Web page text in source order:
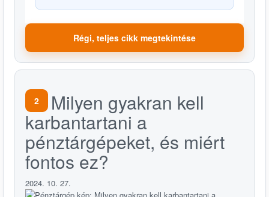
Régi, teljes cikk megtekintése
2 Milyen gyakran kell
karbantartani a
pénztárgépeket, és miért
fontos ez?
2024. 10. 27.